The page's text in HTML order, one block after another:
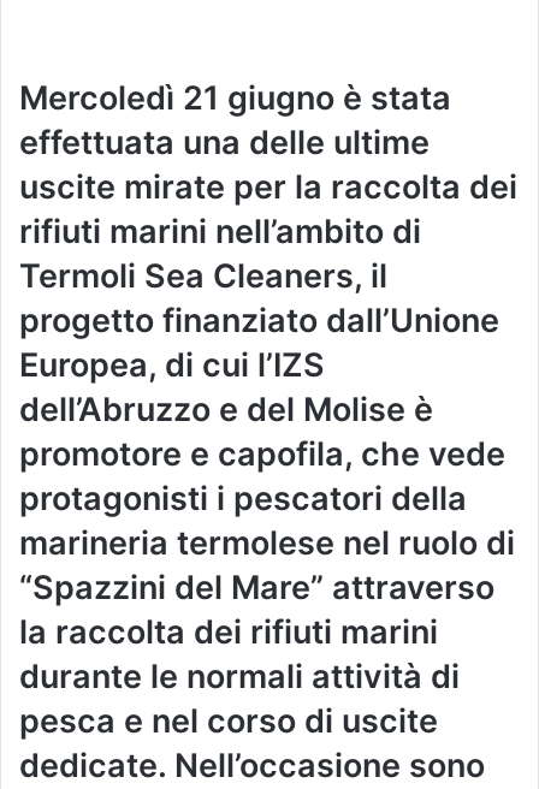
Mercoledì 21 giugno è stata
effettuata una delle ultime
uscite mirate per la raccolta dei
rifiuti marini nell’ambito di
Termoli Sea Cleaners, il
progetto finanziato dall’Unione
Europea, di cui l’IZS
dell’Abruzzo e del Molise è
promotore e capofila, che vede
protagonisti i pescatori della
marineria termolese nel ruolo di
“Spazzini del Mare” attraverso
la raccolta dei rifiuti marini
durante le normali attività di
pesca e nel corso di uscite
dedicate. Nell’occasione sono